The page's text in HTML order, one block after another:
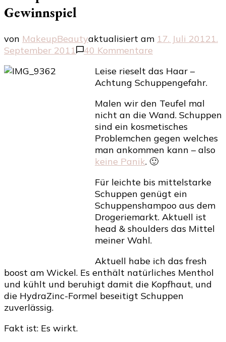
Gewinnspiel
von MakeupBeautyaktualisiert am 17. Juli 20121.
September 2011
40 Kommentare
&
shoulders
Anti-
Schuppen
Shampoo
–
fresh
boost
mit
Gewinnspiel
Leise rieselt das Haar –
Achtung Schuppengefahr.
Malen wir den Teufel mal
nicht an die Wand. Schuppen
sind ein kosmetisches
Problemchen gegen welches
man ankommen kann – also
keine Panik. 🙂
Für leichte bis mittelstarke
Schuppen genügt ein
Schuppenshampoo aus dem
Drogeriemarkt. Aktuell ist
head & shoulders das Mittel
meiner Wahl.
Aktuell habe ich das fresh
boost am Wickel. Es enthält natürliches Menthol
und kühlt und beruhigt damit die Kopfhaut, und
die HydraZinc-Formel beseitigt Schuppen
zuverlässig.
Fakt ist: Es wirkt.